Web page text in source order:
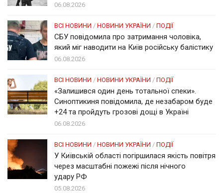
06.08.2026
ВСІ НОВИНИ / НОВИНИ УКРАЇНИ / ПОДІЇ
СБУ повідомила про затримання чоловіка,
який міг наводити на Київ російську балістику
06.08.2026
ВСІ НОВИНИ / НОВИНИ УКРАЇНИ / ПОДІЇ
«Залишився один день тотальної спеки».
Синоптикиня повідомила, де незабаром буде
+24 та пройдуть грозові дощі в Україні
06.08.2026
ВСІ НОВИНИ / НОВИНИ УКРАЇНИ / ПОДІЇ
У Київській області погіршилася якість повітря
через масштабні пожежі після нічного
удару РФ
05.08.2026